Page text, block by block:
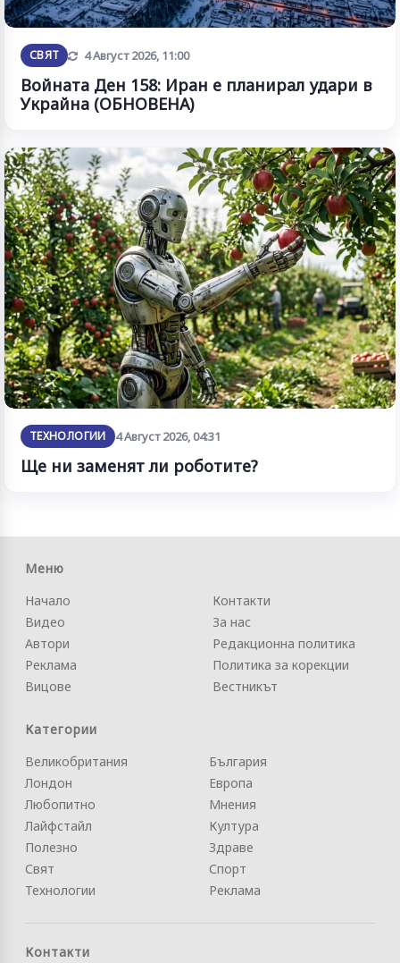
СВЯТ Обновена
4 Август 2026, 11:00
Войната Ден 158: Иран е планирал удари в
Украйна (ОБНОВЕНА)
ТЕХНОЛОГИИ 4 Август 2026, 04:31
Ще ни заменят ли роботите?
Меню
Начало
Видео
Автори
Реклама
Вицове
Контакти
За нас
Редакционна политика
Политика за корекции
Вестникът
Категории
Великобритания
Лондон
Любопитно
Лайфстайл
Полезно
Свят
Технологии
България
Европа
Мнения
Култура
Здраве
Спорт
Реклама
Контакти